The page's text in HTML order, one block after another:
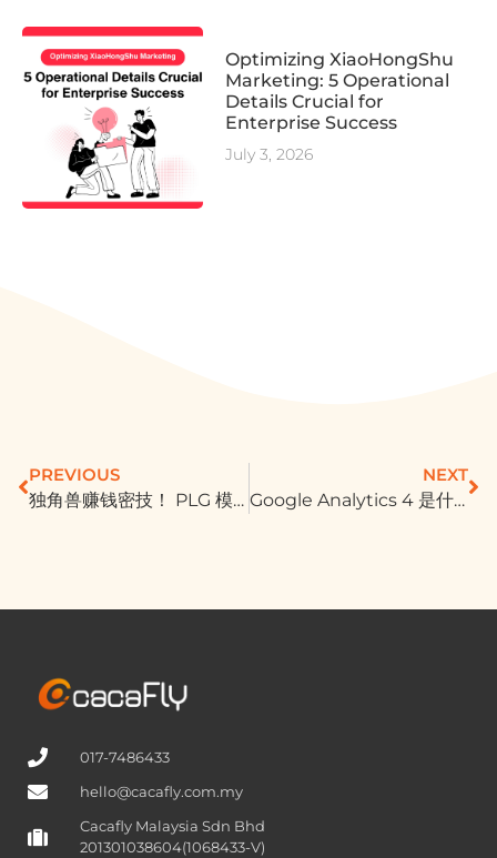
Optimizing XiaoHongShu
Marketing: 5 Operational
Details Crucial for
Enterprise Success
July 3, 2026
PREVIOUS
独角兽赚钱密技！ PLG 模式是什么？为何能让免费用的 Canva、Slack 赚大钱？
NEXT
Google Analytics 4 是什么？5 种数据帮你看懂网站表现
017-7486433
hello@cacafly.com.my
Cacafly Malaysia Sdn Bhd
201301038604(1068433-V)